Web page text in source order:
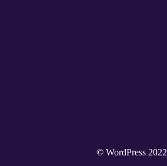
© WordPress 2022